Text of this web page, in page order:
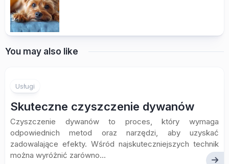
You may also like
Usługi
Skuteczne czyszczenie dywanów
Czyszczenie dywanów to proces, który wymaga
odpowiednich metod oraz narzędzi, aby uzyskać
zadowalające efekty. Wśród najskuteczniejszych technik
można wyróżnić zarówno...